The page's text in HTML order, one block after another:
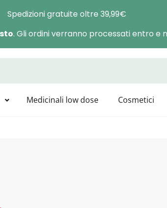
Spedizioni gratuite oltre 39,99€
. Gli ordini verranno processati entro e
GUNA, HEEL, LABOLIFE, SYMBIOFARM,
Medicinali low dose Cosmetici